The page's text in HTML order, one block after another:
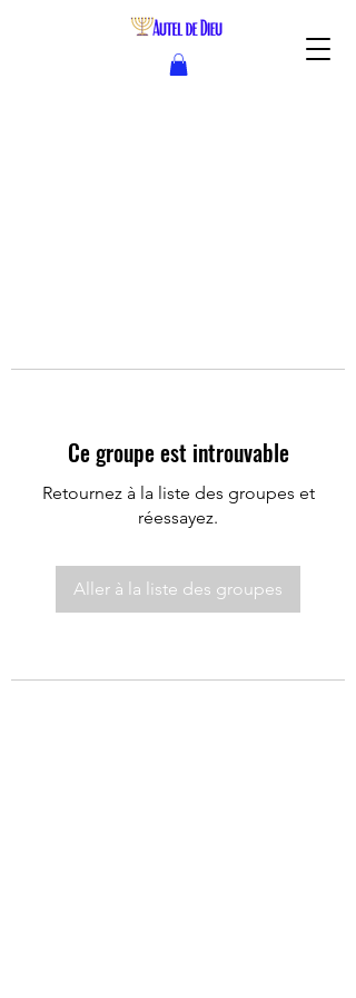
Ce groupe est introuvable
Retournez à la liste des groupes et
réessayez.
Aller à la liste des groupes